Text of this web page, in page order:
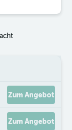
Zum Angebot
Zum Angebot